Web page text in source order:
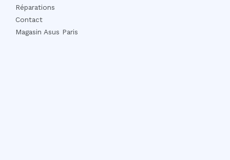
Réparations
Contact
Magasin Asus Paris